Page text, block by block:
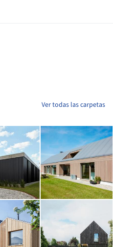
Ver todas las carpetas